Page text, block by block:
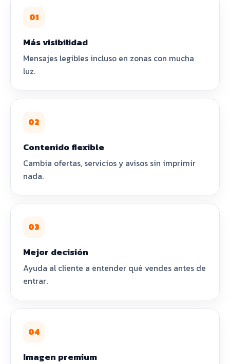
01
Más visibilidad
Mensajes legibles incluso en zonas con mucha
luz.
02
Contenido flexible
Cambia ofertas, servicios y avisos sin imprimir
nada.
03
Mejor decisión
Ayuda al cliente a entender qué vendes antes de
entrar.
04
Imagen premium